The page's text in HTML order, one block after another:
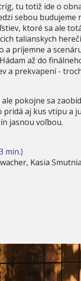
tu totiž ide o
sebou budujeme
ktoré sa ale
talianskych
príjemne a
až do
a prekvapení -
pokojne sa
pridá aj kus vtipu a
jasnou voľbou.
min.)
Kasia